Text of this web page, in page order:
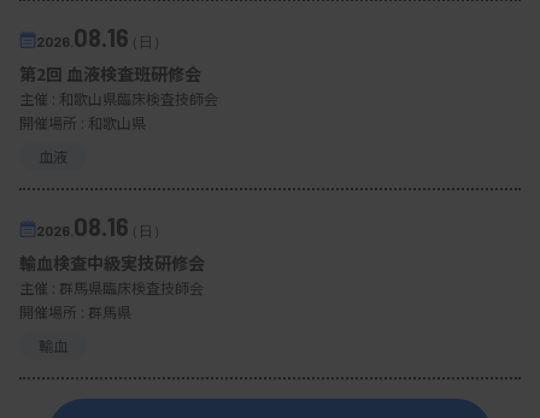
2026. 08.16（日）
第2回 血液検査班研修会
主催 : 和歌山県臨床検査技師会
開催場所 : 和歌山県
血液
2026. 08.16（日）
輸血検査中級実技研修会
主催 : 群馬県臨床検査技師会
開催場所 : 群馬県
輸血